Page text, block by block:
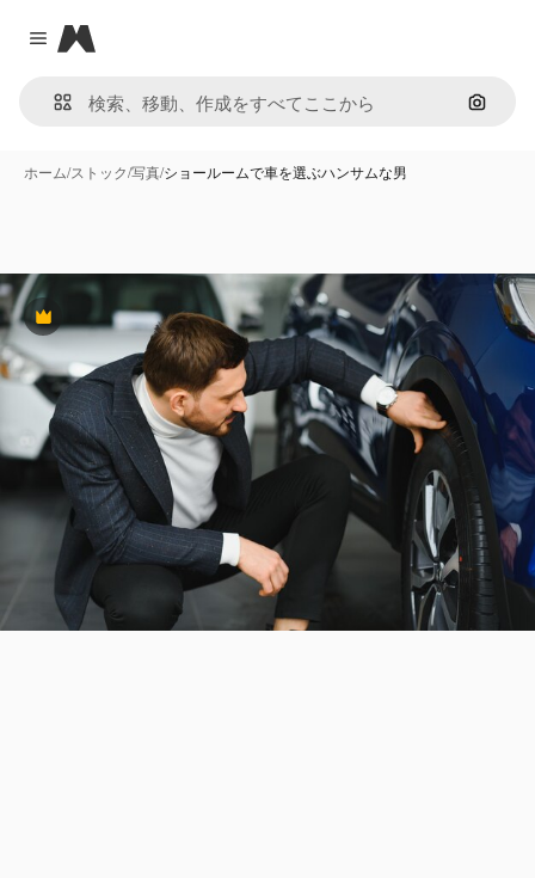
Close menu
Magnific
画像で
ホーム/ストック/写真/ショールームで車を選ぶハンサムな男
Premium